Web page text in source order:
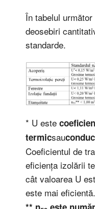
În tabelul
deosebiri
standarde.
* U este
termicsau
Coeficientul de
eficiența izolării
cât valoarea U
este mai eficientă.